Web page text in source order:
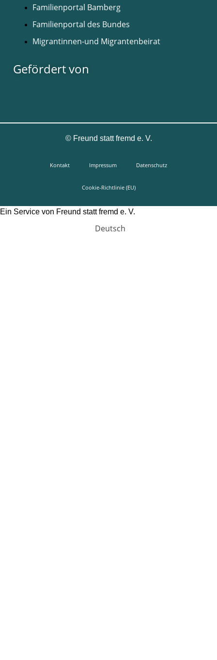
Familienportal Bamberg
Familienportal des Bundes
Migrantinnen-und Migrantenbeirat
Gefördert von
©Freund statt fremd e. V.
Kontakt Impressum Datenschutz
Cookie-Richtlinie (EU)
Ein Service von Freund statt fremd e. V.
Deutsch